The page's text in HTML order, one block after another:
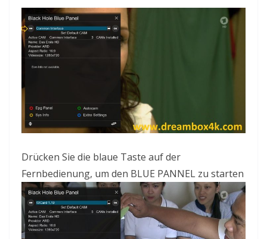
Drücken Sie die blaue Taste auf der
Fernbedienung, um den BLUE PANNEL zu starten